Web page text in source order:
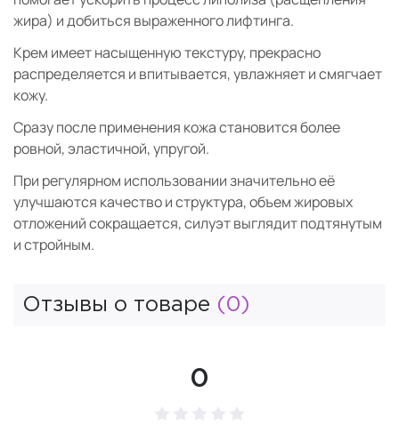
жира) и добиться выраженного лифтинга.
Крем имеет насыщенную текстуру, прекрасно
распределяется и впитывается, увлажняет и смягчает
кожу.
Сразу после применения кожа становится более
ровной, эластичной, упругой.
При регулярном использовании значительно её
улучшаются качество и структура, объем жировых
отложений сокращается, силуэт выглядит подтянутым
и стройным.
Отзывы о товаре (0)
0